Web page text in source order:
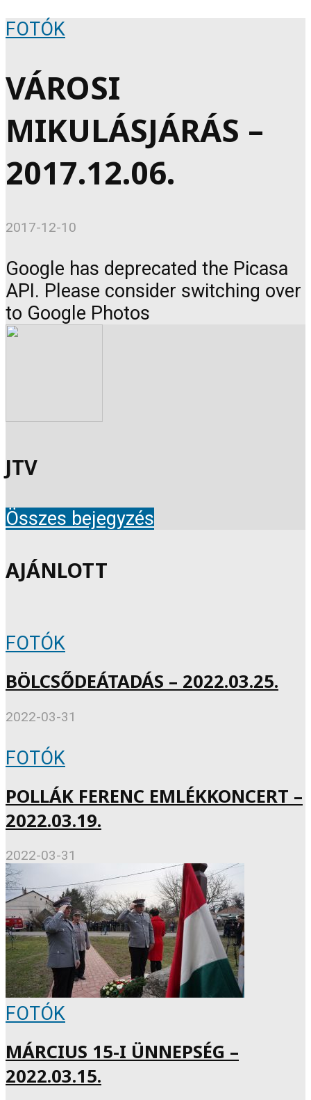
FOTÓK
VÁROSI
MIKULÁSJÁRÁS –
2017.12.06.
2017-12-10
Google has deprecated the Picasa
API. Please consider switching over
to Google Photos
JTV
Összes bejegyzés
AJÁNLOTT
FOTÓK
BÖLCSŐDEÁTADÁS – 2022.03.25.
2022-03-31
FOTÓK
POLLÁK FERENC EMLÉKKONCERT –
2022.03.19.
2022-03-31
FOTÓK
MÁRCIUS 15-I ÜNNEPSÉG –
2022.03.15.